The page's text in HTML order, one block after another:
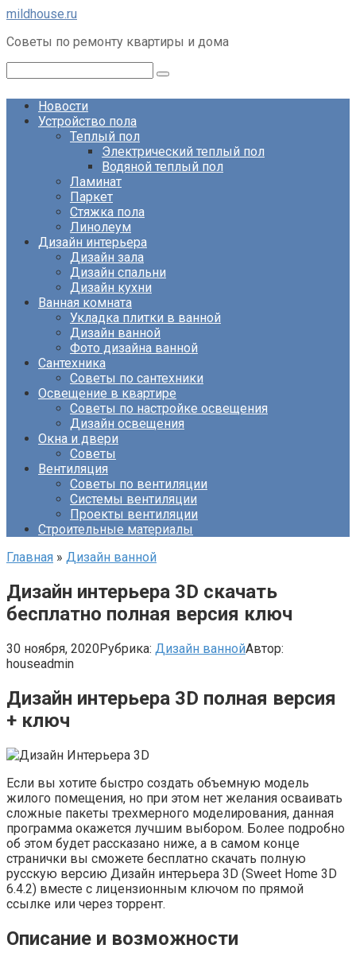
Перейти
контенту
mildhouse.ru
Советы по ремонту квартиры и дома
Новости
Устройство пола
Теплый пол
Электрический теплый пол
Водяной теплый пол
Ламинат
Паркет
Стяжка пола
Линолеум
Дизайн интерьера
Дизайн зала
Дизайн спальни
Дизайн кухни
Ванная комната
Укладка плитки в ванной
Дизайн ванной
Фото дизайна ванной
Сантехника
Советы по сантехники
Освещение в квартире
Советы по настройке освещения
Дизайн освещения
Окна и двери
Советы
Вентиляция
Советы по вентиляции
Системы вентиляции
Проекты вентиляции
Строительные материалы
Главная » Дизайн ванной
Дизайн интерьера 3D скачать
бесплатно полная версия ключ
30 ноября, 2020Рубрика: Дизайн ваннойАвтор:
houseadmin
Дизайн интерьера 3D полная версия
+ ключ
Если вы хотите быстро создать объемную модель
жилого помещения, но при этом нет желания осваивать
сложные пакеты трехмерного моделирования, данная
программа окажется лучшим выбором. Более подробно
об этом будет рассказано ниже, а в самом конце
странички вы сможете бесплатно скачать полную
русскую версию Дизайн интерьера 3D (Sweet Home 3D
6.4.2) вместе с лицензионным ключом по прямой
ссылке или через торрент.
Описание и возможности